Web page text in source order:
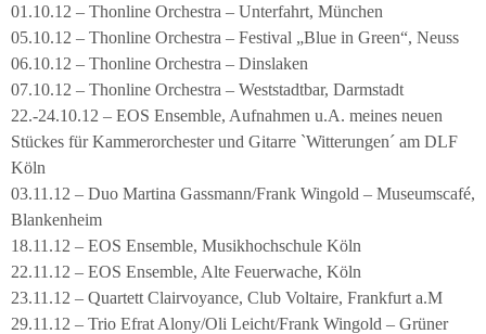
01.10.12 – Thonline Orchestra – Unterfahrt, München
05.10.12 – Thonline Orchestra – Festival „Blue in Green“, Neuss
06.10.12 – Thonline Orchestra – Dinslaken
07.10.12 – Thonline Orchestra – Weststadtbar, Darmstadt
22.-24.10.12 – EOS Ensemble, Aufnahmen u.A. meines neuen
Stückes für Kammerorchester und Gitarre `Witterungen´ am DLF
Köln
03.11.12 – Duo Martina Gassmann/Frank Wingold – Museumscafé,
Blankenheim
18.11.12 – EOS Ensemble, Musikhochschule Köln
22.11.12 – EOS Ensemble, Alte Feuerwache, Köln
23.11.12 – Quartett Clairvoyance, Club Voltaire, Frankfurt a.M
29.11.12 – Trio Efrat Alony/Oli Leicht/Frank Wingold – Grüner